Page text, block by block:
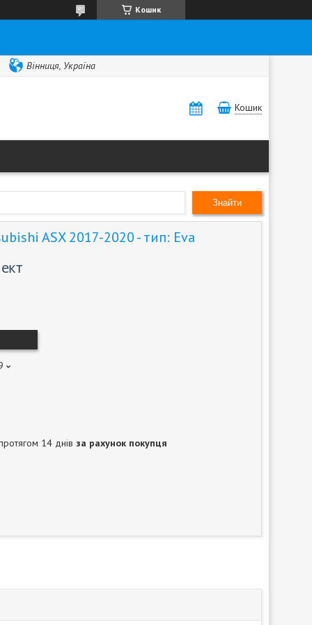
Кошик
Вінниця, Україна
Кошик
Знайти
ASX 2017-2020 - тип: Eva
14 днів за рахунок покупця